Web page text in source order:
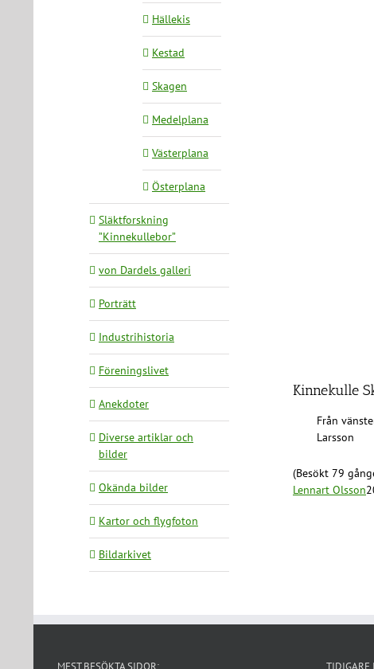
Kinnekulle
Från
Larsson
(Besökt 79
Lennart Olsson
Hällekis
Kestad
Skagen
Medelplana
Västerplana
Österplana
Släktforskning
”Kinnekullebor”
von Dardels galleri
Porträtt
Industrihistoria
Föreningslivet
Anekdoter
Diverse artiklar och
bilder
Okända bilder
Kartor och flygfoton
Bildarkivet
MEST BESÖKTA SIDOR: TIDIGARE